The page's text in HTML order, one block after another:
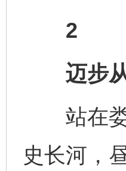
2
迈步从
站在娄
史长河，